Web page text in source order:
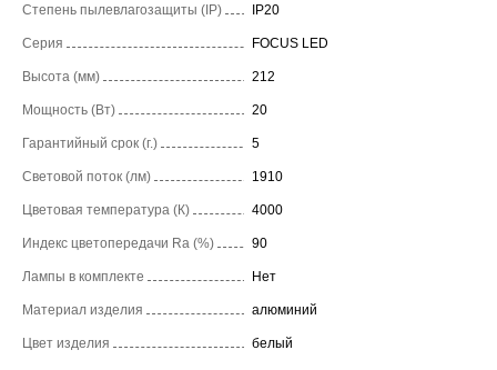
Степень пылевлагозащиты (IP) IP20
Серия FOCUS LED
Высота (мм) 212
Мощность (Вт) 20
Гарантийный срок (г.) 5
Световой поток (лм) 1910
Цветовая температура (К) 4000
Индекс цветопередачи Ra (%) 90
Лампы в комплекте Нет
Материал изделия алюминий
Цвет изделия белый